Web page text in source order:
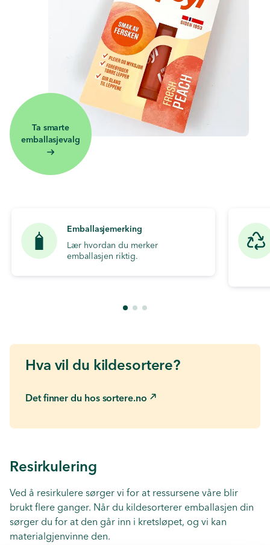
Ta smarte
emballasjevalg
Emballasjemerking
Lær hvordan du merker
emballasjen riktig.
Hva vil du kildesortere?
Det finner du hos sortere.no
Resirkulering
Ved å resirkulere sørger vi for at ressursene våre blir
brukt flere ganger. Når du kildesorterer emballasjen din
sørger du for at den går inn i kretsløpet, og vi kan
materialgjenvinne den.